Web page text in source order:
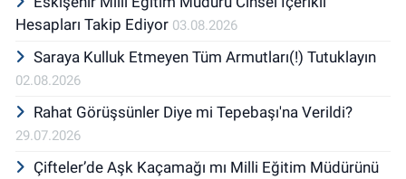
Hesapları Takip Ediyor 03.08.2026
Saraya Kulluk Etmeyen Tüm Armutları(!) Tutuklayın
02.08.2026
Rahat Görüşsünler Diye mi Tepebaşı'na Verildi?
29.07.2026
Çifteler’de Aşk Kaçamağı mı Milli Eğitim Müdürünü